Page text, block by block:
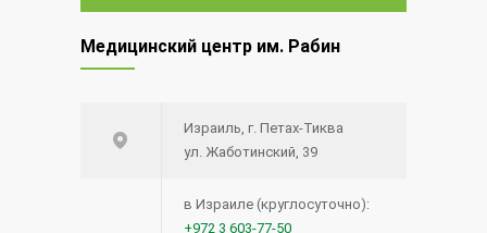
Медицинский центр им. Рабин
Израиль, г. Петах-Тиква
ул. Жаботинский, 39
в Израиле (круглосуточно):
+972 3 603-77-50